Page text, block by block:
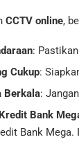
CCTV online,
:
Cukup:
Berkala:
Bank
Bank